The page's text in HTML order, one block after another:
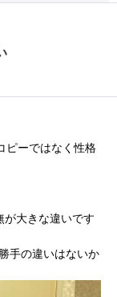
ピーではなく性格
が大きな違いです
手の違いはないか